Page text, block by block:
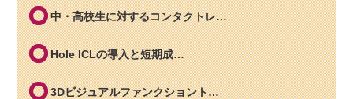
中・高校生に対するコンタクトレ…
Hole ICLの導入と短期成…
3Dビジュアルファンクショント…